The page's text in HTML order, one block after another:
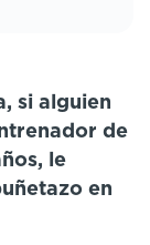
si alguien
de
le
en